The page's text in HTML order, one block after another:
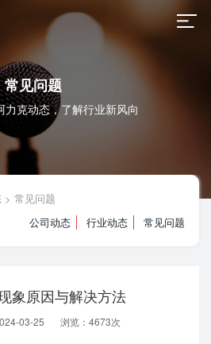
常见问题
力克动态，了解行业新风向
> 常见问题
公司动态
行业动态 常见问题
象原因与解决方法
03-25 浏览：4673次